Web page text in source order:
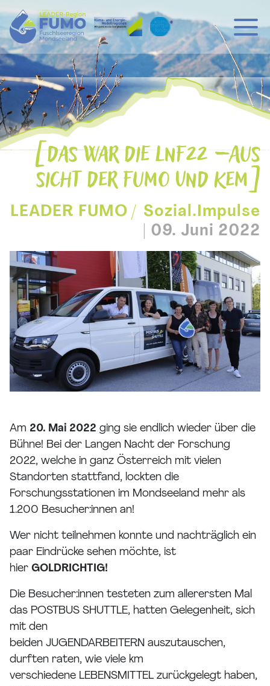
Hauptnavigation
Zum Inhalt
DAS WAR DIE LNF22 – AUS
SICHT DER FUMO UND KEM
LEADER FUMO
Sozial.Impulse
09. Juni 2022
Am 20. Mai 2022 ging sie endlich wieder über die
Bühne! Bei der Langen Nacht der Forschung
2022, welche in ganz Österreich mit vielen
Standorten stattfand, lockten die
Forschungsstationen im Mondseeland mehr als
1.200 Besucher:innen an!
Wer nicht teilnehmen konnte und nachträglich ein
paar Eindrücke sehen möchte, ist
hier GOLDRICHTIG!
Die Besucher:innen testeten zum allerersten Mal
das POSTBUS SHUTTLE, hatten Gelegenheit, sich
mit den
beiden JUGENDARBEITERN auszutauschen,
durften raten, wie viele km
verschiedene LEBENSMITTEL zurückgelegt haben,